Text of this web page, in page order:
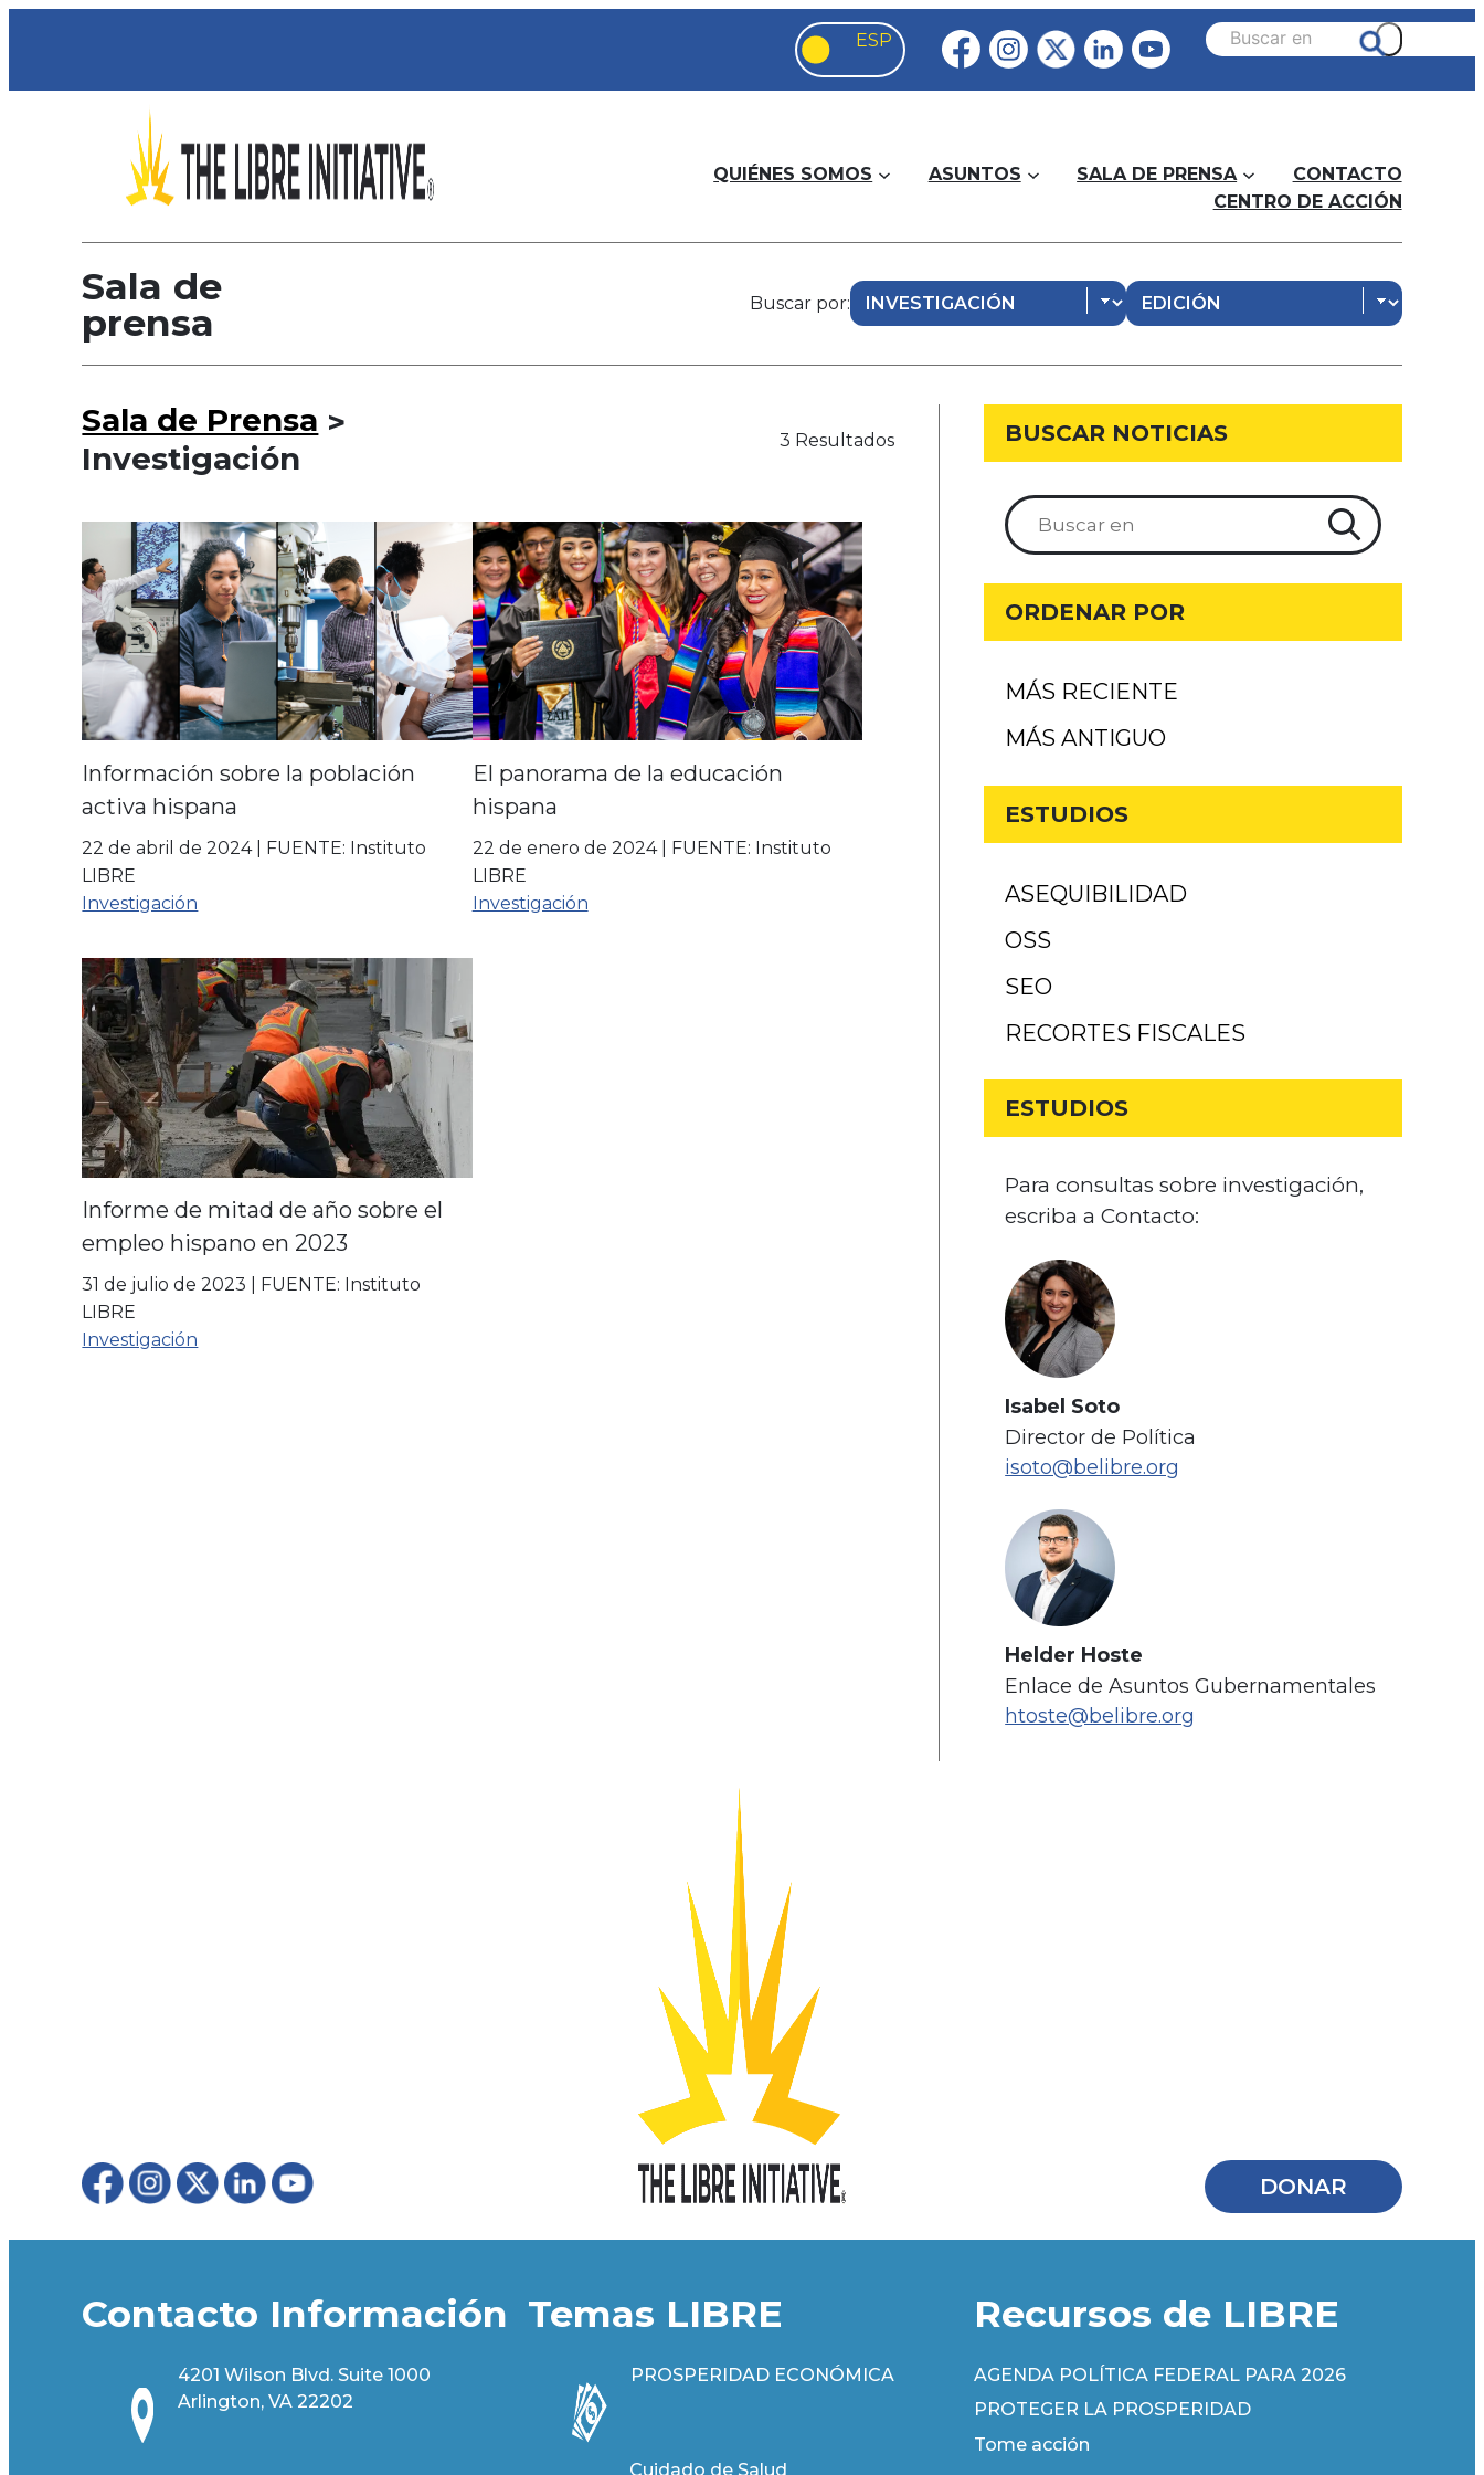
QUIÉNES SOMOS ASUNTOS SALA DE PRENSA
CONTACTO
CENTRO DE ACCIÓN
Sala de
prensa
Buscar por:
Sala de Prensa >
Investigación
3 Resultados
Información sobre la población
activa hispana
22 de abril de 2024| FUENTE: Instituto
LIBRE
Investigación
El panorama de la educación
hispana
22 de enero de 2024| FUENTE: Instituto
LIBRE
Investigación
Informe de mitad de año sobre el
empleo hispano en 2023
31 de julio de 2023
FUENTE: Instituto
LIBRE
Investigación
BUSCAR NOTICIAS
ORDENAR POR
MÁS RECIENTE
MÁS ANTIGUO
ESTUDIOS
ASEQUIBILIDAD
OSS
SEO
RECORTES FISCALES
ESTUDIOS
Para consultas sobre investigación,
escriba a Contacto:
Isabel Soto
Director de Política
isoto@belibre.org
Helder Hoste
Enlace de Asuntos Gubernamentales
htoste@belibre.org
DONAR
Contacto Información
4201 Wilson Blvd. Suite 1000
Arlington, VA 22202
Temas LIBRE
PROSPERIDAD ECONÓMICA
Cuidado de Salud
Recursos de LIBRE
AGENDA POLÍTICA FEDERAL PARA 2026
PROTEGER LA PROSPERIDAD
Tome acción